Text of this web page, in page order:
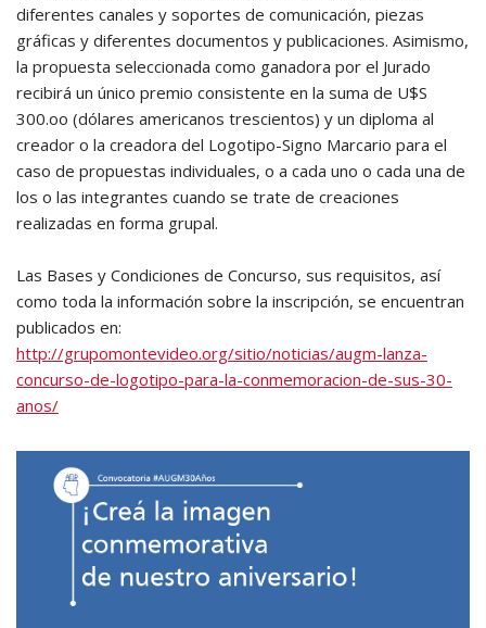
diferentes canales y soportes de comunicación, piezas
gráficas y diferentes documentos y publicaciones. Asimismo,
la propuesta seleccionada como ganadora por el Jurado
recibirá un único premio consistente en la suma de U$S
300.oo (dólares americanos trescientos) y un diploma al
creador o la creadora del Logotipo-Signo Marcario para el
caso de propuestas individuales, o a cada uno o cada una de
los o las integrantes cuando se trate de creaciones
realizadas en forma grupal.
Las Bases y Condiciones de Concurso, sus requisitos, así
como toda la información sobre la inscripción, se encuentran
publicados en:
http://grupomontevideo.org/sitio/noticias/augm-lanza-
concurso-de-logotipo-para-la-conmemoracion-de-sus-30-
anos/